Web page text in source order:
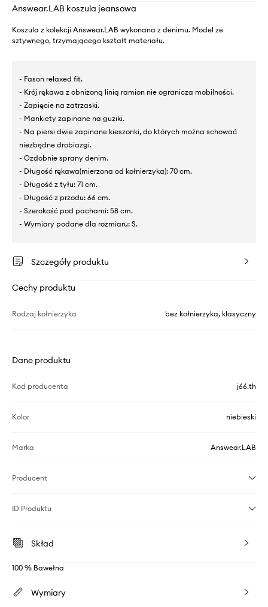
Answear.LAB koszula jeansowa
Koszula z kolekcji Answear.LAB wykonana z denimu. Model ze
sztywnego, trzymającego kształt materiału.
- Fason relaxed fit.
- Krój rękawa z obniżoną linią ramion nie ogranicza mobilności.
- Zapięcie na zatrzaski.
- Mankiety zapinane na guziki.
- Na piersi dwie zapinane kieszonki, do których można schować
niezbędne drobiazgi.
- Ozdobnie sprany denim.
- Długość rękawa(mierzona od kołnierzyka): 70 cm.
- Długość z tyłu: 71 cm.
- Długość z przodu: 66 cm.
- Szerokość pod pachami: 58 cm.
- Wymiary podane dla rozmiaru: S.
Szczegóły produktu
Cechy produktu
Rodzaj kołnierzyka bez kołnierzyka, klasyczny
Dane produktu
Kod producenta j66.th
Kolor niebieski
Marka Answear.LAB
Producent
ID Produktu
Skład
100 % Bawełna
Wymiary